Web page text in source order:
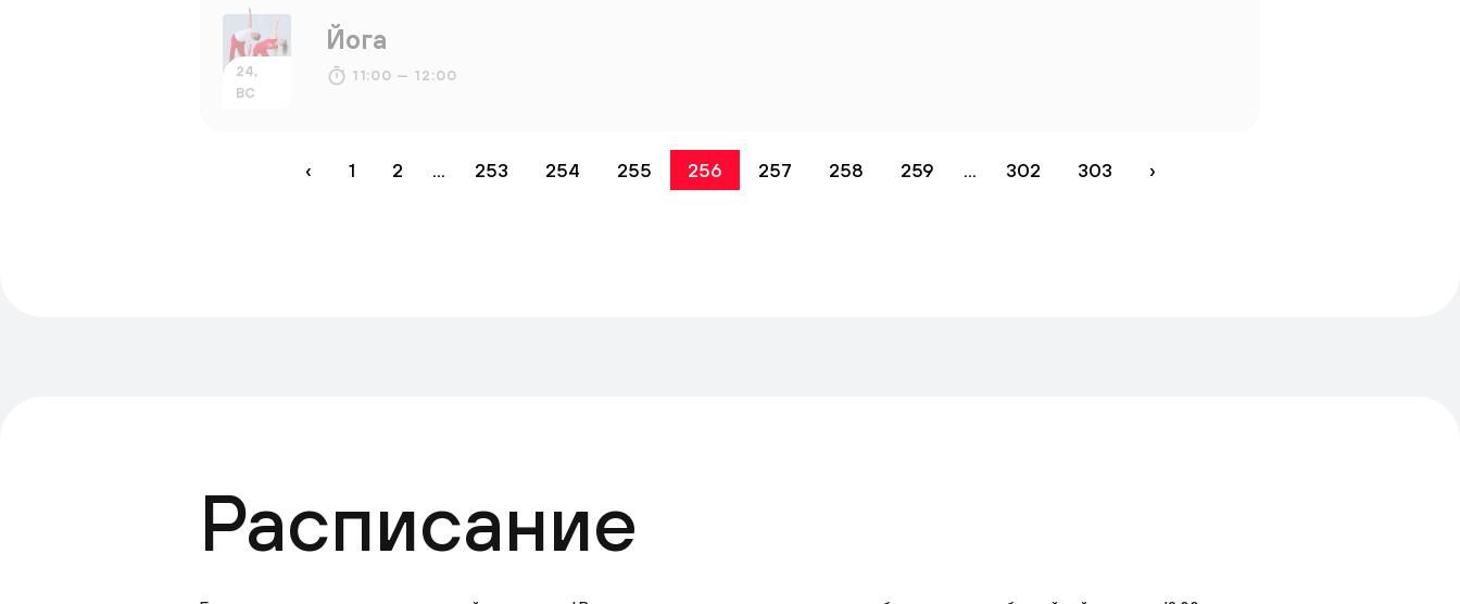
24,
ВС
Йога
11:00 — 12:00
‹ 1 2 ... 253 254 255 256 257 258 259 ... 302 303 ›
Расписание